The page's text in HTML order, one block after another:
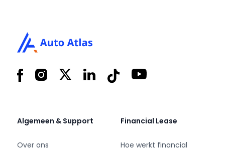
FacebookInstagram
X LinkedInTiktok YouTube
Algemeen & Support
Over ons
Financial Lease
Hoe werkt financial